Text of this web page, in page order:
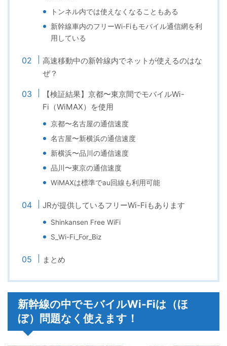
トンネル内では使えなくなることもある
新幹線車内のフリーWi-Fiもモバイル通信網を利
用している
高速移動中の新幹線内でネットが使えるのはな
ぜ？
【検証結果】京都〜東京間でモバイルWi-
Fi（WiMAX）を使用
京都〜名古屋の通信速度
名古屋〜新横浜の通信速度
新横浜〜品川の通信速度
品川〜東京の通信速度
WiMAXは標準でau回線も利用可能
JRが提供しているフリーWi-Fiもあります
Shinkansen Free WiFi
S_Wi-Fi_For_Biz
まとめ
新幹線の中でモバイルWi-Fiは（ほ
ぼ）問題なく使えます！